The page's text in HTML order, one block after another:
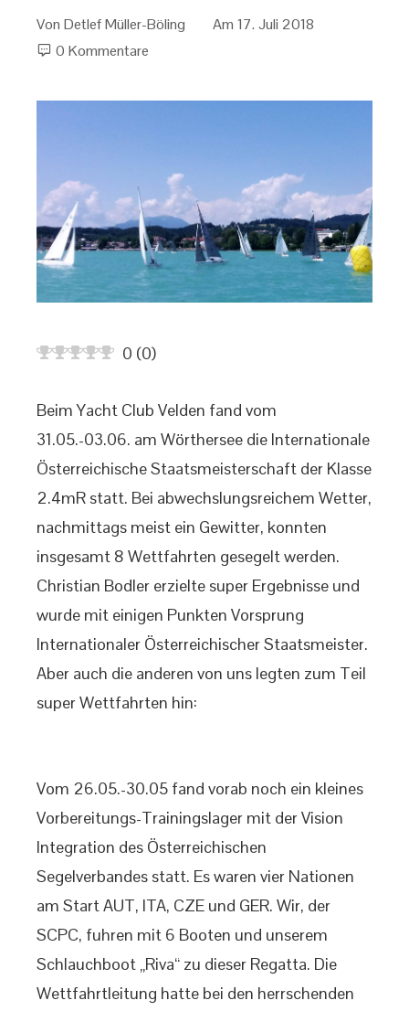
Von Detlef Müller-Böling Am 17. Juli 2018
0 Kommentare
0 (0)
Beim Yacht Club Velden fand vom
31.05.-03.06. am Wörthersee die Internationale
Österreichische Staatsmeisterschaft der Klasse
2.4mR statt. Bei abwechslungsreichem Wetter,
nachmittags meist ein Gewitter, konnten
insgesamt 8 Wettfahrten gesegelt werden.
Christian Bodler erzielte super Ergebnisse und
wurde mit einigen Punkten Vorsprung
Internationaler Österreichischer Staatsmeister.
Aber auch die anderen von uns legten zum Teil
super Wettfahrten hin:
Vom 26.05.-30.05 fand vorab noch ein kleines
Vorbereitungs-Trainingslager mit der Vision
Integration des Österreichischen
Segelverbandes statt. Es waren vier Nationen
am Start AUT, ITA, CZE und GER. Wir, der
SCPC, fuhren mit 6 Booten und unserem
Schlauchboot „Riva“ zu dieser Regatta. Die
Wettfahrtleitung hatte bei den herrschenden